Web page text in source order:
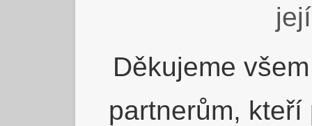
Děkujeme
partnerům,